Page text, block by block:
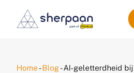
Home-Blog-AI-geletterdheid bij